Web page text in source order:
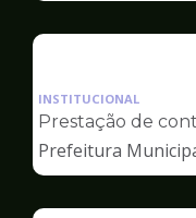
INSTITUCIONAL
Prestação de
Prefeitura